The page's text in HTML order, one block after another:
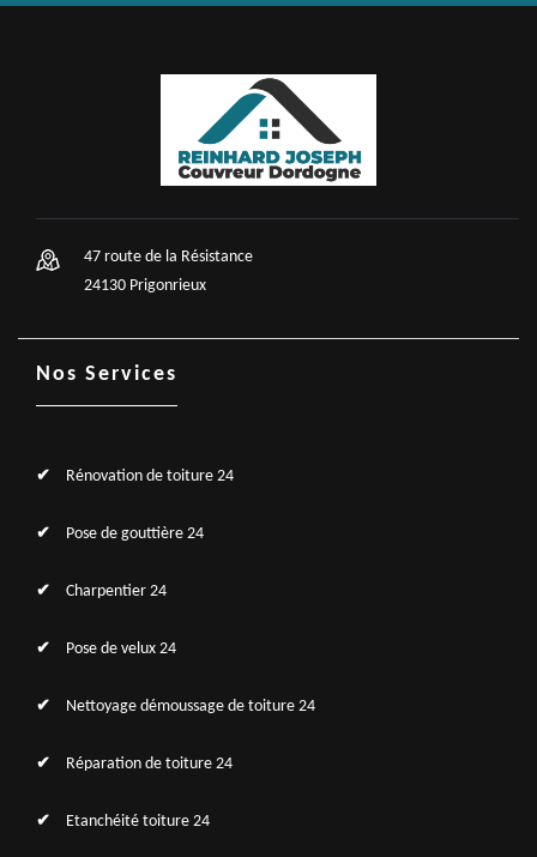
47 route de la Résistance
24130 Prigonrieux
Nos Services
Rénovation de toiture 24
Pose de gouttière 24
Charpentier 24
Pose de velux 24
Nettoyage démoussage de toiture 24
Réparation de toiture 24
Etanchéité toiture 24